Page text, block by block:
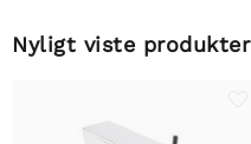
Nyligt viste produkter